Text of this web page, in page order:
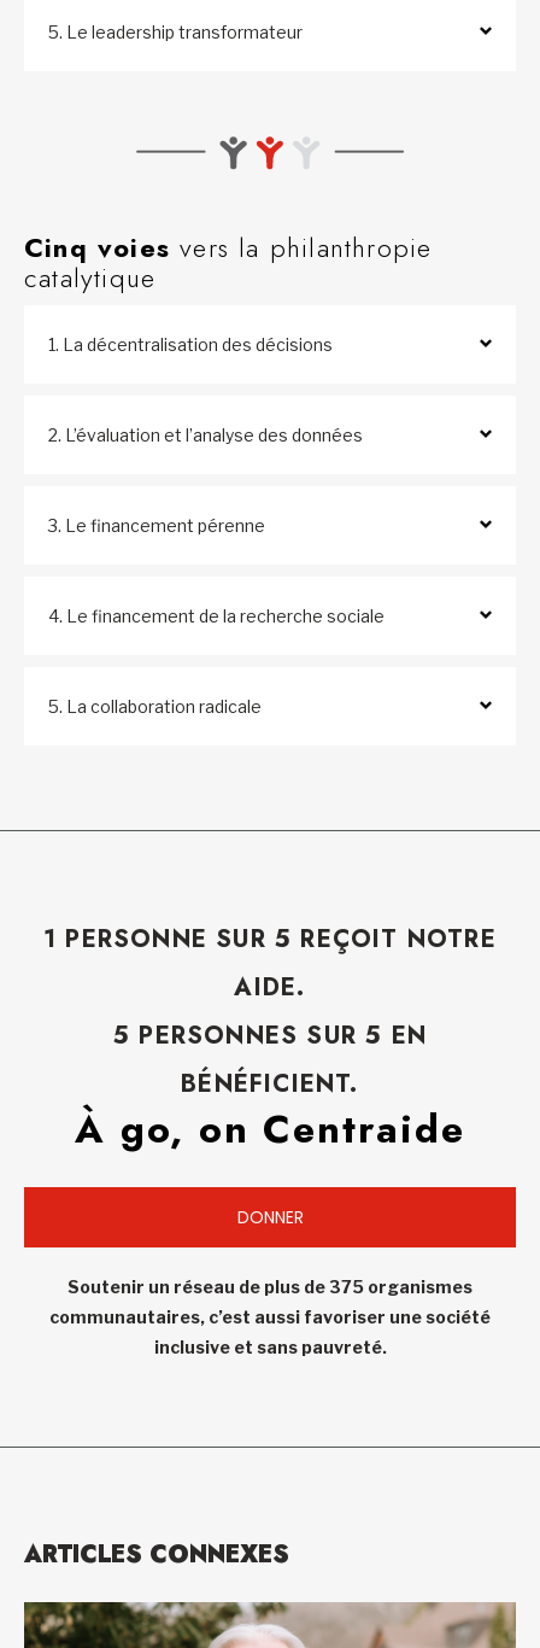
5. Le leadership transformateur
Cinq voies vers la philanthropie
catalytique
1. La décentralisation des décisions
2. L’évaluation et l’analyse des données
3. Le financement pérenne
4. Le financement de la recherche sociale
5. La collaboration radicale
1 PERSONNE SUR 5 REÇOIT NOTRE
AIDE.
5 PERSONNES SUR 5 EN
BÉNÉFICIENT.
À go, on Centraide
DONNER
Soutenir un réseau de plus de 375 organismes
communautaires, c’est aussi favoriser une société
inclusive et sans pauvreté.
ARTICLES CONNEXES